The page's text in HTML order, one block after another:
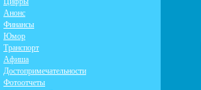
Анонс
Финансы
Юмор
Транспорт
Афиша
Достопримечательности
Фотоотчеты